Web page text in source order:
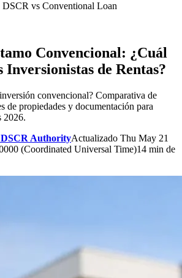
DSCR vs Conventional Loan
Convencional: ¿Cuál
Inversionistas de Rentas?
convencional? Comparativa de
de propiedades y documentación para
2026.
AuthorityActualizado Thu May 21
(Coordinated Universal Time)14 min de